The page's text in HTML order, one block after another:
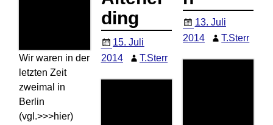
Wir waren in der
letzten Zeit
zweimal in
Berlin
(vgl.>>>hier)
ding
15. Juli
2014
T.Sterr
13. Juli
2014
T.Sterr